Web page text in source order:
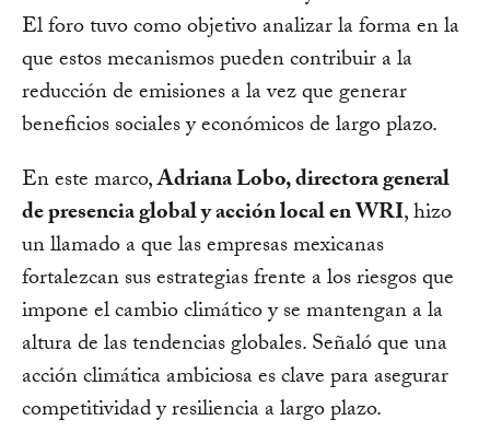
El foro tuvo como objetivo analizar la forma en la
que estos mecanismos pueden contribuir a la
reducción de emisiones a la vez que generar
beneficios sociales y económicos de largo plazo.
En este marco,Adriana Lobo, directora general
de presencia global y acción local en WRI, hizo
un llamado a que las empresas mexicanas
fortalezcan sus estrategias frente a los riesgos que
impone el cambio climático y se mantengan a la
altura de las tendencias globales. Señaló que una
acción climática ambiciosa es clave para asegurar
competitividad y resiliencia a largo plazo.